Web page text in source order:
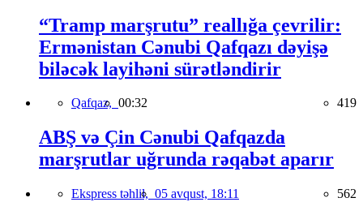
“Tramp marşrutu” reallığa çevrilir:
Ermənistan Cənubi Qafqazı dəyişə
biləcək layihəni sürətləndirir
Qafqaz, 00:32 419
ABŞ və Çin Cənubi Qafqazda
marşrutlar uğrunda rəqabət aparır
Ekspress təhlil, 05 avqust, 18:11 562